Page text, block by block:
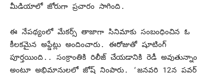
మీడియాలో జోరుగా ప్రచారం సాగింది.
ఈ నేపథ్యంలో మేకర్స్ తాజాగా సినిమాకు సంబంధించిన ఓ
కీలకమైన అప్డేట్లు అందించారు. ఈరోజుతో షూటింగ్
పూర్తయింది.. సంక్రాంతికి రిలీజ్ చేయడానికి రెడీ అవుతున్నాం
అంటూ అభిమానులలో జోష్ నింపారు. ‘జనవరి 12న పవర్